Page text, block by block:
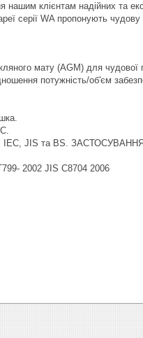
клієнтам надійних та
серії WA пропонують
мату (AGM) для чудової
потужність/об'єм
IEC, JIS та BS.
2002 JIS C8704 2006